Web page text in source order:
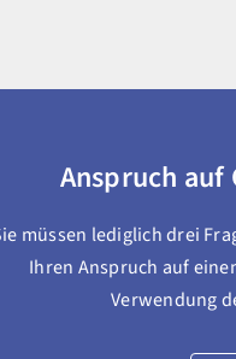
Anspruch auf
müssen lediglich drei
Ihren Anspruch auf
Verwendung